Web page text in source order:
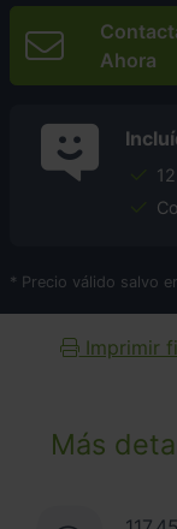
Más
Ahora
* Precio válido salvo
Imprimir